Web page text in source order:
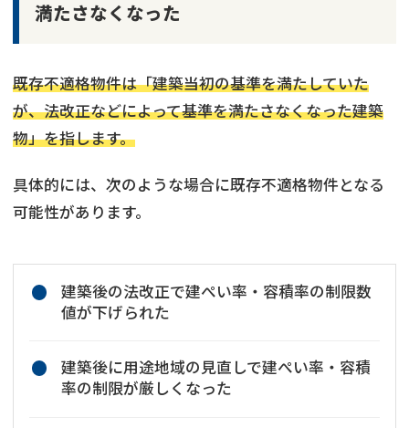
満たさなくなった
既存不適格物件は「建築当初の基準を満たしていた
が、法改正などによって基準を満たさなくなった建築
物」を指します。
具体的には、次のような場合に既存不適格物件となる
可能性があります。
建築後の法改正で建ぺい率・容積率の制限数
値が下げられた
建築後に用途地域の見直しで建ぺい率・容積
率の制限が厳しくなった